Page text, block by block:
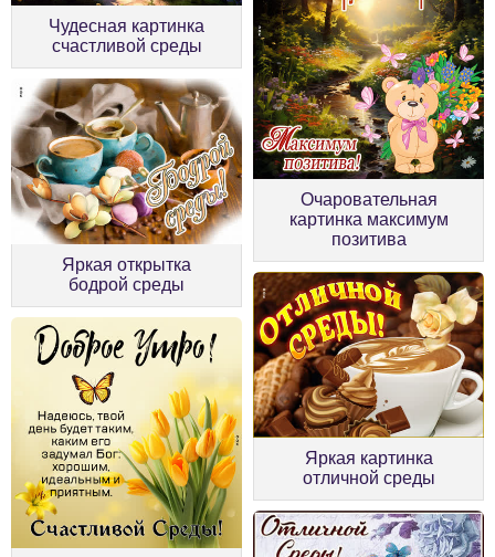
Чудесная картинка
счастливой среды
Яркая открытка
бодрой среды
Очаровательная
картинка максимум
позитива
Яркая картинка
отличной среды